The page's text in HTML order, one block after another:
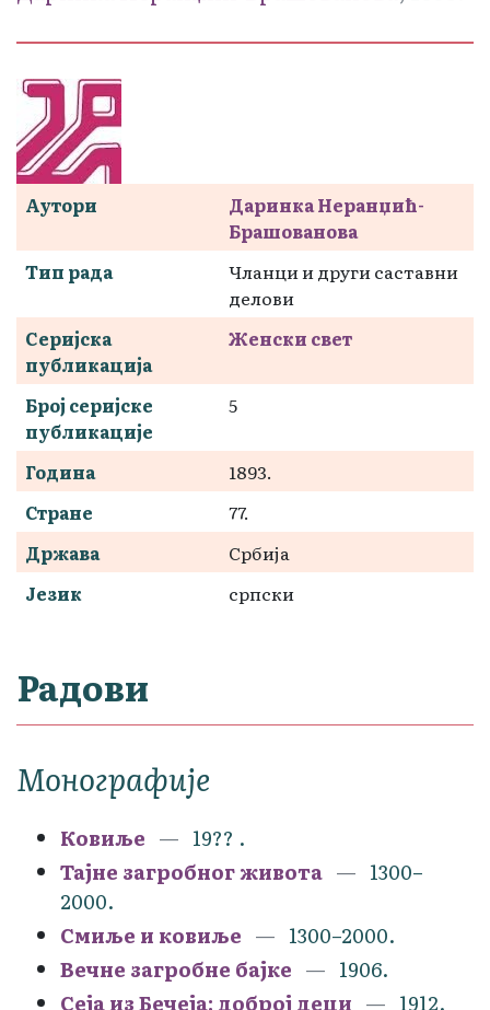
Аутори
Даринка Неранџић-
Брашованова
Тип рада
Чланци и други саставни
делови
Серијска
публикација
Женски свет
Број серијске
публикације
5
Година
1893.
Стране
77.
Држава
Србија
Језик
српски
Радови
Монографије
Ковиље
19?? .
Тајне загробног живота
1300–
2000.
Смиље и ковиље
1300–2000.
Вечне загробне бајке
1906.
Сеја из Бечеја: доброј деци
1912.